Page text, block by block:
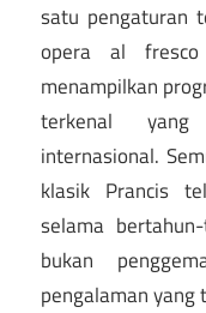
satu pengaturan
opera al
menampilkan
terkenal
internasional.
klasik Prancis
selama
bukan
pengalaman